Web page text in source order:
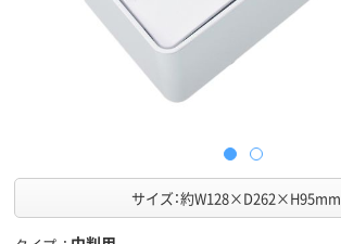
サイズ：約W128×D262×H95mm